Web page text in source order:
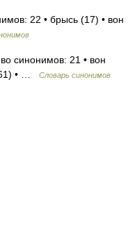
22 • брысь (17) • вон
синонимов: 21 • вон
• …
Словарь синонимов